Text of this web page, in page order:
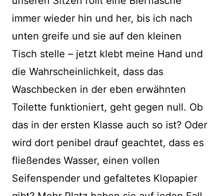
immer wieder hin und her, bis ich nach
unten greife und sie auf den kleinen
Tisch stelle – jetzt klebt meine Hand und
die Wahrscheinlichkeit, dass das
Waschbecken in der eben erwähnten
Toilette funktioniert, geht gegen null. Ob
das in der ersten Klasse auch so ist? Oder
wird dort penibel drauf geachtet, dass es
fließendes Wasser, einen vollen
Seifenspender und gefaltetes Klopapier